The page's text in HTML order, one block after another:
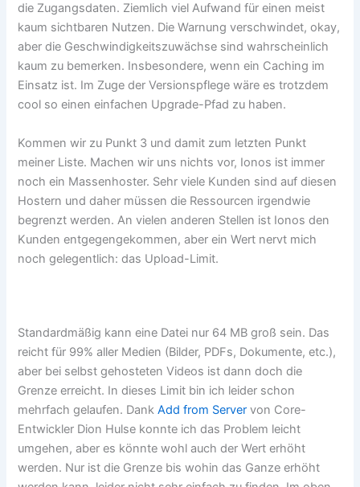
die Zugangsdaten. Ziemlich viel Aufwand für einen meist
kaum sichtbaren Nutzen. Die Warnung verschwindet, okay,
aber die Geschwindigkeitszuwächse sind wahrscheinlich
kaum zu bemerken. Insbesondere, wenn ein Caching im
Einsatz ist. Im Zuge der Versionspflege wäre es trotzdem
cool so einen einfachen Upgrade-Pfad zu haben.
Kommen wir zu Punkt 3 und damit zum letzten Punkt
meiner Liste. Machen wir uns nichts vor, Ionos ist immer
noch ein Massenhoster. Sehr viele Kunden sind auf diesen
Hostern und daher müssen die Ressourcen irgendwie
begrenzt werden. An vielen anderen Stellen ist Ionos den
Kunden entgegengekommen, aber ein Wert nervt mich
noch gelegentlich: das Upload-Limit.
Standardmäßig kann eine Datei nur 64 MB groß sein. Das
reicht für 99% aller Medien (Bilder, PDFs, Dokumente, etc.),
aber bei selbst gehosteten Videos ist dann doch die
Grenze erreicht. In dieses Limit bin ich leider schon
mehrfach gelaufen. DankAdd from Server von Core-
Entwickler Dion Hulse konnte ich das Problem leicht
umgehen, aber es könnte wohl auch der Wert erhöht
werden. Nur ist die Grenze bis wohin das Ganze erhöht